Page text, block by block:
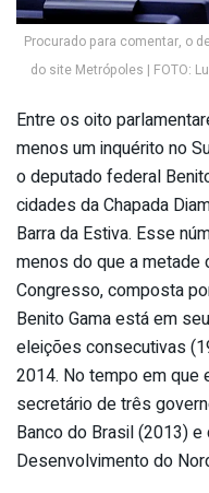
Procurado para comentar, o
do site Metrópoles | FOTO:
Entre os oito
menos um inquérito no
o deputado federal
cidades da Chapada
Barra da Estiva. Esse
menos do que a metade
Congresso, composta
Benito Gama está em
eleições consecutivas
2014. No tempo em que
secretário de três
Banco do Brasil (2013)
Desenvolvimento do